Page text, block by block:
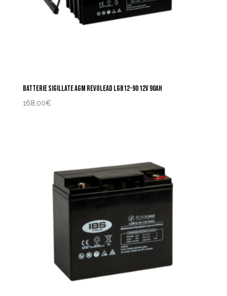
BATTERIE SIGILLATE AGM REVOLEAD LGB12-90 12V 90AH
168,00€